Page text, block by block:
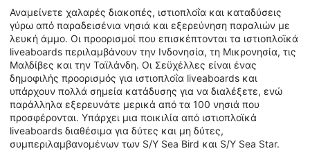
Αναμείνετε χαλαρές διακοπές, ιστιοπλοΐα και καταδύσεις
γύρω από παραδεισένια νησιά και εξερεύνηση παραλιών με
λευκή άμμο. Οι προορισμοί που επισκέπτονται τα ιστιοπλοϊκά
liveaboards περιλαμβάνουν την Ινδονησία, τη Μικρονησία, τις
Μαλδίβες και την Ταϊλάνδη. Οι Σεϋχέλλες είναι ένας
δημοφιλής προορισμός για ιστιοπλοΐα liveaboards και
υπάρχουν πολλά σημεία κατάδυσης για να διαλέξετε, ενώ
παράλληλα εξερευνάτε μερικά από τα 100 νησιά που
προσφέρονται. Υπάρχει μια ποικιλία από ιστιοπλοϊκά
liveaboards διαθέσιμα για δύτες και μη δύτες,
συμπεριλαμβανομένων των S/Y Sea Bird και S/Y Sea Star.